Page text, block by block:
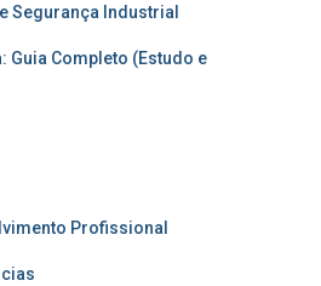
Segurança Industrial
Guia Completo (Estudo e
Profissional